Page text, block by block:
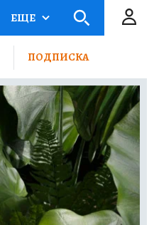
ЕЩЕ
ПОДПИСКА